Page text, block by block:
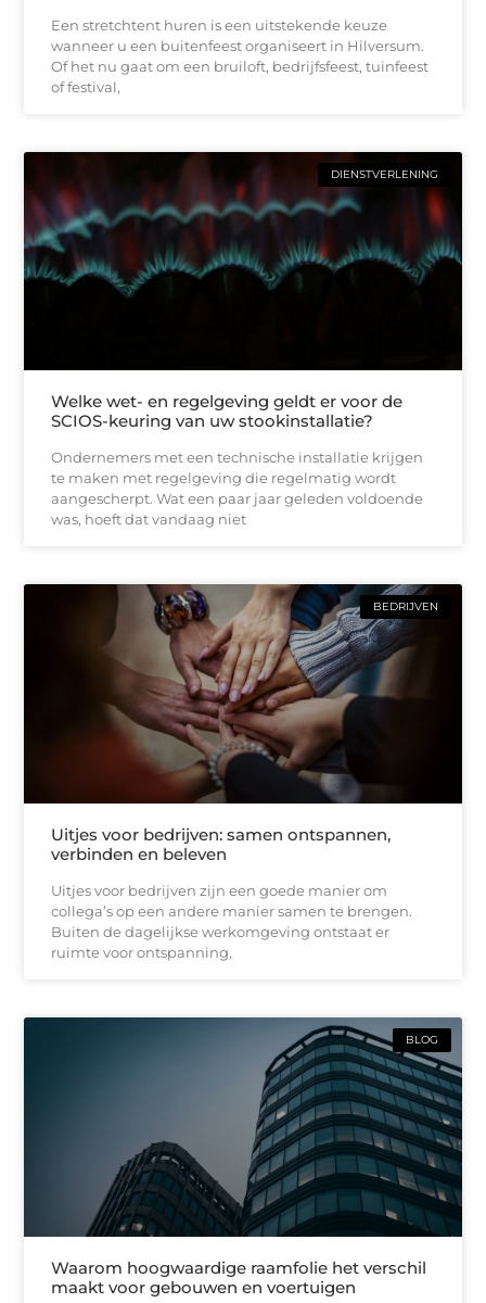
Een stretchtent huren is een uitstekende keuze
wanneer u een buitenfeest organiseert in Hilversum.
Of het nu gaat om een bruiloft, bedrijfsfeest, tuinfeest
of festival,
DIENSTVERLENING
Welke wet- en regelgeving geldt er voor de
SCIOS-keuring van uw stookinstallatie?
Ondernemers met een technische installatie krijgen
te maken met regelgeving die regelmatig wordt
aangescherpt. Wat een paar jaar geleden voldoende
was, hoeft dat vandaag niet
BEDRIJVEN
Uitjes voor bedrijven: samen ontspannen,
verbinden en beleven
Uitjes voor bedrijven zijn een goede manier om
collega’s op een andere manier samen te brengen.
Buiten de dagelijkse werkomgeving ontstaat er
ruimte voor ontspanning,
BLOG
Waarom hoogwaardige raamfolie het verschil
maakt voor gebouwen en voertuigen